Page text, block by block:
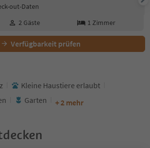
out-Daten
2 Gäste 1 Zimmer
Verfügbarkeit prüfen
Kleine Haustiere erlaubt
Garten + 2 mehr